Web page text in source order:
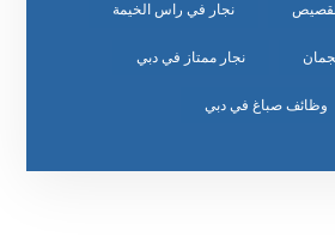
نجار في راس الخيمة
نجار ممتاز في دبي
وظائف صباغ في دبي